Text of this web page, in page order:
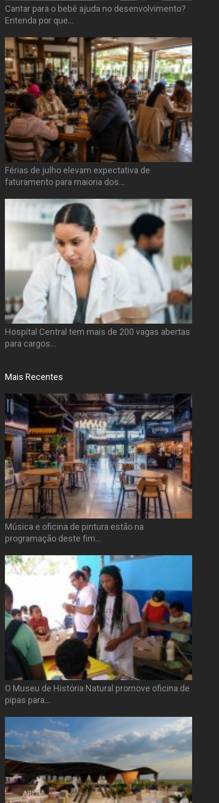
Cantar para o bebê ajuda no desenvolvimento?
Entenda por que…
Férias de julho elevam expectativa de
faturamento para maioria dos…
Hospital Central tem mais de 200 vagas abertas
para cargos…
Mais Recentes
Música e oficina de pintura estão na
programação deste fim…
O Museu de História Natural promove oficina de
pipas para…